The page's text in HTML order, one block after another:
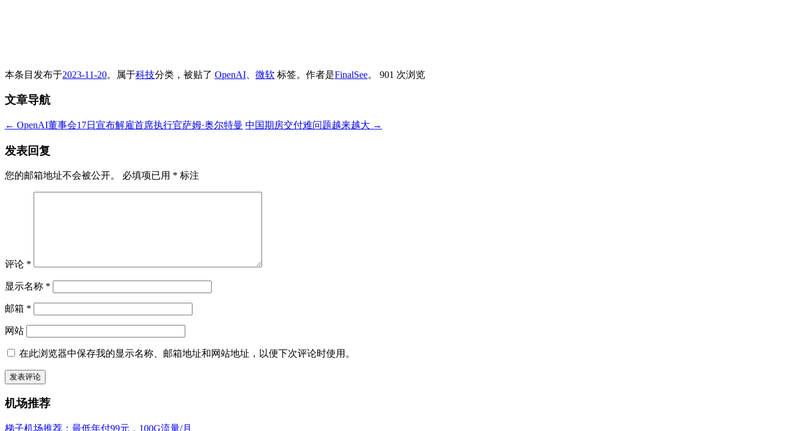
本条目发布于2023-11-20。属于科技分类，被贴了 OpenAI 微软 标签。 作者是FinalSee。 901 次浏览
文章导航
← OpenAI董事会17日宣布解雇首席执行官萨姆·奥尔特曼 中国期房交付难问题越来越大 →
发表回复
您的邮箱地址不会被公开。 必填项已用 * 标注
评论 *
显示名称 *
邮箱 *
网站
在此浏览器中保存我的显示名称、邮箱地址和网站地址，以便下次评论时使用。
机场推荐
梯子机场推荐：最低年付99元，100G流量/月